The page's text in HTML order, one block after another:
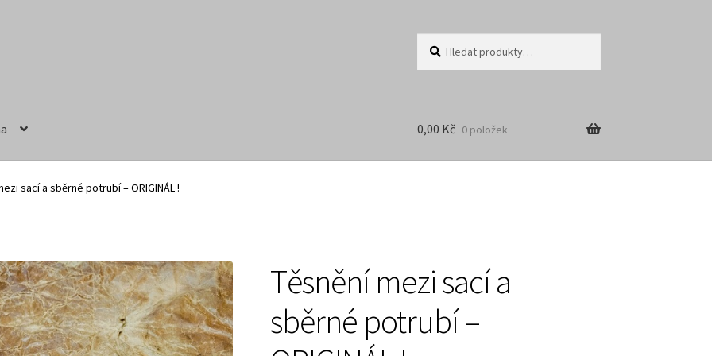
Obchodní podmínkyProdávající – kontaktní informace
0,00 Kč 0 položek
sací a sběrné potrubí – ORIGINÁL !
Těsnění mezi sací a
sběrné potrubí –